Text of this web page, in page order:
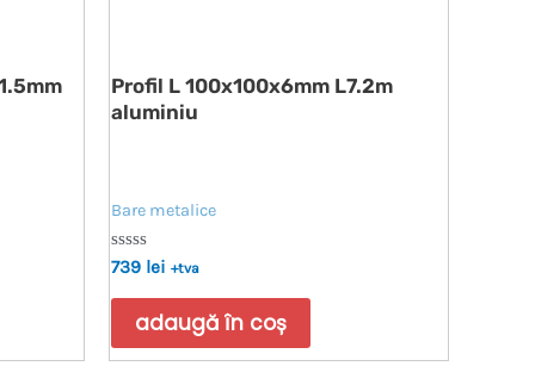
Profil L 100x100x6mm L7.2m
aluminiu
Bare metalice
Evaluat
0
739 lei +tva
adaugă în coș